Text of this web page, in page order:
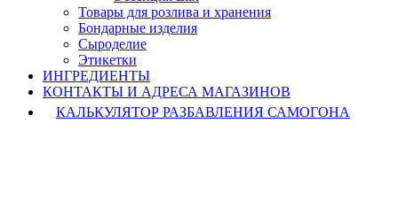
Товары для розлива и хранения
Бондарные изделия
Cыроделие
Этикетки
ИНГРЕДИЕНТЫ
КОНТАКТЫ И АДРЕСА МАГАЗИНОВ
КАЛЬКУЛЯТОР РАЗБАВЛЕНИЯ САМОГОНА